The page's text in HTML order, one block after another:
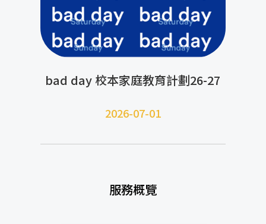
bad day 校本家庭教育計劃26-27
2026-07-01
服務概覽